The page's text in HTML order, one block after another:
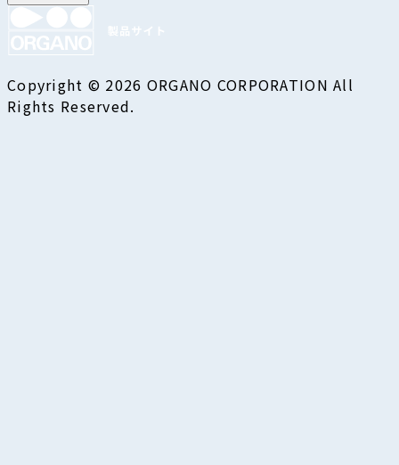
Copyright © 2026 ORGANO CORPORATION All
Rights Reserved.